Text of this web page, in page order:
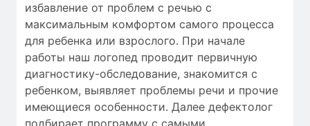
избавление от проблем с речью с
максимальным комфортом самого процесса
для ребенка или взрослого. При начале
работы наш логопед проводит первичную
диагностику-обследование, знакомится с
ребенком, выявляет проблемы речи и прочие
имеющиеся особенности. Далее дефектолог
подбирает программу с самыми